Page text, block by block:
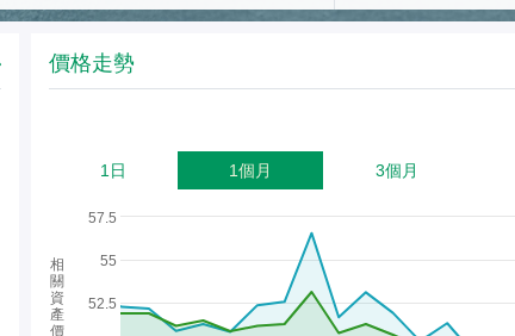
/
證
價格走勢
1日 1個月 3個月
52.5
55
57.5
相
關
資
產
價